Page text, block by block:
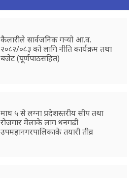
कैलारीले सार्वजनिक गर्‍यो आ.व.
२०८२/०८३ को लागि नीति कार्यक्रम तथा
बजेट (पूर्णपाठसहित)
माघ ५ से लग्ना प्रदेशस्तरीय सीप तथा
रोजगार मेलाके लाग धनगढी
उपमहानगरपालिकाके तयारी तीव्र